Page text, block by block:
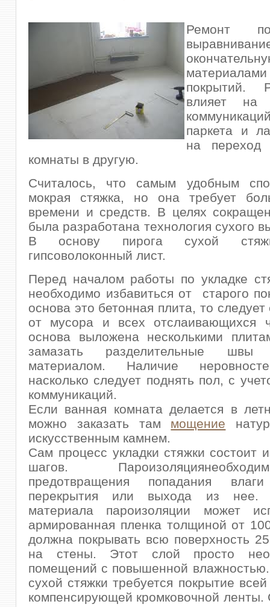
Ремонт
покрытий.
влияет на
паркета и
на переход
комнаты в другую.
Считалось, что самым удобным
мокрая стяжка, но она требует
времени и средств. В целях
была разработана технология сухого
В основу пирога сухой
гипсоволоконный лист.
Перед началом работы по укладке
необходимо избавиться от старого
основа это бетонная плита, то следует
от мусора и всех отслаивающихся
основа выложена несколькими
замазать разделительные швы
материалом. Наличие
насколько следует поднять пол, с
коммуникаций.
Если ванная комната делается в
можно заказать там мощение
искусственным камнем.
Сам процесс укладки стяжки состоит
шагов.
предотвращения попадания
перекрытия или выхода из нее.
материала пароизоляции может
армированная пленка толщиной от
должна покрывать всю поверхность
на стены. Этот слой просто
помещений с повышенной
сухой стяжки требуется покрытие
компенсирующей кромковочной ленты.